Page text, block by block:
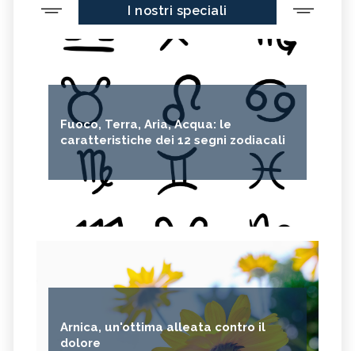
I nostri speciali
Fuoco, Terra, Aria, Acqua: le
caratteristiche dei 12 segni zodiacali
Arnica, un'ottima alleata contro il
dolore